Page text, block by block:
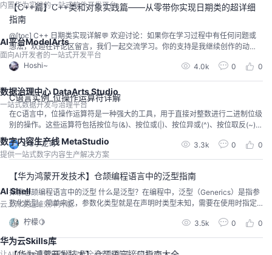
内置华为实践的一站式软件开发平台
AI平台ModelArts
面向AI开发者的一站式开发平台
数据治理中心 DataArts Studio
一站式数据开发与治理平台
数字内容生产线 MetaStudio
提供一站式数字内容生产解决方案
AI Shell
云上开发运维效率升级
华为云Skills库
【C++篇】C++类和对象实践篇——从零带你实现日期类的超详细
指南
@[toc] C++ 日期类实现详解💬 欢迎讨论：如果你在学习过程中有任何问题或
想法，欢迎在评论区留言，我们一起交流学习。你的支持是我继续创作的动
力！👍 点赞、收藏与分享：觉得这篇文章对你有帮助吗？别忘了点赞、收藏并
分享给更多的小伙伴哦！你们的支持是我不断进步的动力！🚀分享给更多人：
如果你觉得这篇文章对你有帮助，欢迎分享给更多对C++感兴趣的朋友，让我
们一起进步！ 前言在本篇博客中，我...
Hoshi~ 4.0k 0 0
C语言实例_位操作运算符详解
在C语言中，位操作运算符是一种强大的工具，用于直接对整数进行二进制位级
别的操作。这些运算符包括按位与(&)、按位或(|)、按位异或(^)、按位取反(~)、
左移(<<)和右移(>>)。位操作在底层编程、图形处理、加密解密等领域有着广
泛的应用。
DS小龙哥 3.3k 0 0
【华为鸿蒙开发技术】仓颉编程语言中的泛型指南
探索仓颉编程语言中的泛型 什么是泛型？在编程中，泛型（Generics）是指参
数化类型。简单来说，参数化类型就是在声明时类型未知，需要在使用时指定
中，类型声明与函数声明都可以是泛型的，常见的例子包括 Array<T> 和 Set<
T> 等容器类型。 仓颉中的泛型类型声明在仓颉中，class、struct 与 enum 都
可...
柠檬🍋 3.5k 0 0